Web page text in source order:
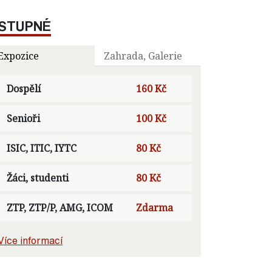
Zahrada, Galerie
Dospělí 160 Kč
Senioři 100 Kč
ISIC, ITIC, IYTC 80 Kč
Žáci, studenti 80 Kč
ZTP, ZTP/P, AMG, ICOM Zdarma
informací